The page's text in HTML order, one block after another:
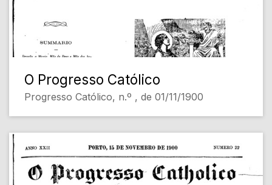
O Progresso Católico
Progresso Católico, n.º , de 01/11/1900